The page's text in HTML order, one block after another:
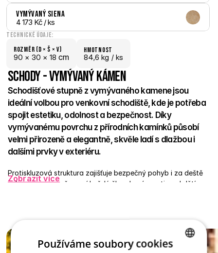
Vymývaný Siena
4 173 Kč / ks
Technické údaje:
Rozměr (D × š × V)
90 × 30 × 18 cm
hmotnost
84,6 kg / ks
Schody - Vymývaný kámen
Schodišťové stupně z vymývaného kamene jsou
ideální volbou pro venkovní schodiště, kde je potřeba
spojit estetiku, odolnost a bezpečnost. Díky
vymývanému povrchu z přírodních kamínků působí
velmi přirozeně a elegantně, skvěle ladí s dlažbou i
dalšími prvky v exteriéru.
Protiskluzová struktura zajišťuje bezpečný pohyb i za deště
nebo v mrazu, což ocení každý člen domácnosti – od dětí po
Vymývaný schod není jen praktickým prvkem – je to stylový
doplněk, který dotváří celkový ráz vašeho venkovního
Zobrazit více
Používáme soubory cookies